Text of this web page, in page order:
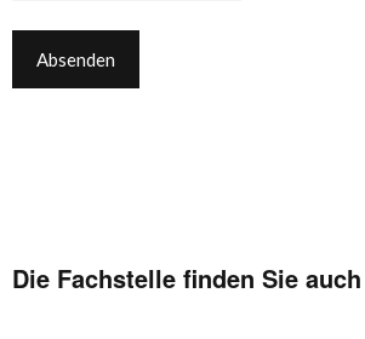
Die Fachstelle finden Sie